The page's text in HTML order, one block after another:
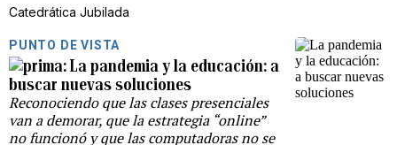
Catedrática Jubilada
PUNTO DE VISTA
La pandemia y la educación: a
buscar nuevas soluciones
Reconociendo que las clases presenciales
van a demorar, que la estrategia “online”
no funcionó y que las computadoras no se